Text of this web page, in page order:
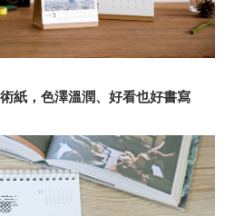
紙，色澤溫潤、好看也好書寫